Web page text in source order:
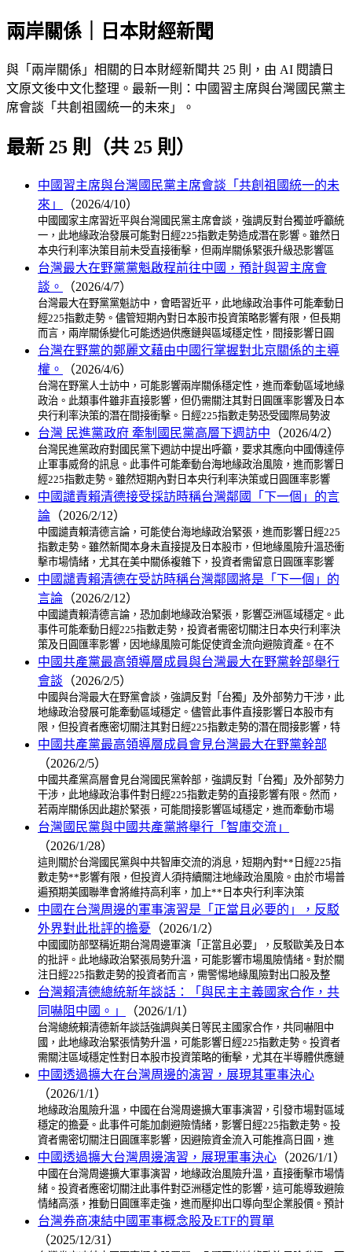
兩岸關係｜日本財經新聞
與「兩岸關係」相關的日本財經新聞共 25 則，由 AI 閱讀日
文原文後中文化整理。最新一則：中國習主席與台灣國民黨主
席會談「共創祖國統一的未來」。
最新 25 則（共 25 則）
中國習主席與台灣國民黨主席會談「共創祖國統一的未
來」
（2026/4/10）
中國國家主席習近平與台灣國民黨主席會談，強調反對台獨並呼籲統
一，此地緣政治發展可能對日經225指數走勢造成潛在影響。雖然日
本央行利率決策目前未受直接衝擊，但兩岸關係緊張升級恐影響區
台灣最大在野黨黨魁啟程前往中國，預計與習主席會
談。
（2026/4/7）
台灣最大在野黨黨魁訪中，會晤習近平，此地緣政治事件可能牽動日
經225指數走勢。儘管短期內對日本股市投資策略影響有限，但長期
而言，兩岸關係變化可能透過供應鏈與區域穩定性，間接影響日圓
台灣在野黨的鄭麗文藉由中國行掌握對北京關係的主導
權。
（2026/4/6）
台灣在野黨人士訪中，可能影響兩岸關係穩定性，進而牽動區域地緣
政治。此類事件雖非直接影響，但仍需關注其對日圓匯率影響及日本
央行利率決策的潛在間接衝擊。日經225指數走勢恐受國際局勢波
台灣 民進黨政府 牽制國民黨高層下週訪中 （2026/4/2）
台灣民進黨政府對國民黨下週訪中提出呼籲，要求其應向中國傳達停
止軍事威脅的訊息。此事件可能牽動台海地緣政治風險，進而影響日
經225指數走勢。雖然短期內對日本央行利率決策或日圓匯率影響
中國譴責賴清德接受採訪時稱台灣鄰國「下一個」的言
論 （2026/2/12）
中國譴責賴清德言論，可能使台海地緣政治緊張，進而影響日經225
指數走勢。雖然新聞本身未直接提及日本股市，但地緣風險升溫恐衝
擊市場情緒，尤其在美中關係複雜下，投資者需留意日圓匯率影響
中國譴責賴清德在受訪時稱台灣鄰國將是「下一個」的
言論 （2026/2/12）
中國譴責賴清德言論，恐加劇地緣政治緊張，影響亞洲區域穩定。此
事件可能牽動日經225指數走勢，投資者需密切關注日本央行利率決
策及日圓匯率影響，因地緣風險可能促使資金流向避險資產。在不
中國共產黨最高領導層成員與台灣最大在野黨幹部舉行
會談 （2026/2/5）
中國與台灣最大在野黨會談，強調反對「台獨」及外部勢力干涉，此
地緣政治發展可能牽動區域穩定。儘管此事件直接影響日本股市有
限，但投資者應密切關注其對日經225指數走勢的潛在間接影響，特
中國共產黨最高領導層成員會見台灣最大在野黨幹部
（2026/2/5）
中國共產黨高層會見台灣國民黨幹部，強調反對「台獨」及外部勢力
干涉，此地緣政治事件對日經225指數走勢的直接影響有限。然而，
若兩岸關係因此趨於緊張，可能間接影響區域穩定，進而牽動市場
台灣國民黨與中國共產黨將舉行「智庫交流」
（2026/1/28）
這則關於台灣國民黨與中共智庫交流的消息，短期內對**日經225指
數走勢**影響有限，但投資人須持續關注地緣政治風險。由於市場普
遍預期美國聯準會將維持高利率，加上**日本央行利率決策
中國在台灣周邊的軍事演習是「正當且必要的」，反駁
外界對此批評的擔憂 （2026/1/2）
中國國防部堅稱近期台灣周邊軍演「正當且必要」，反駁歐美及日本
的批評。此地緣政治緊張局勢升溫，可能影響市場風險情緒。對於關
注日經225指數走勢的投資者而言，需警惕地緣風險對出口股及整
台灣賴清德總統新年談話：「與民主主義國家合作，共
同嚇阻中國。」
（2026/1/1）
台灣總統賴清德新年談話強調與美日等民主國家合作，共同嚇阻中
國，此地緣政治緊張情勢升溫，可能影響日經225指數走勢。投資者
需關注區域穩定性對日本股市投資策略的衝擊，尤其在半導體供應鏈
中國透過擴大在台灣周邊的演習，展現其軍事決心
（2026/1/1）
地緣政治風險升溫，中國在台灣周邊擴大軍事演習，引發市場對區域
穩定的擔憂。此事件可能加劇避險情緒，影響日經225指數走勢。投
資者需密切關注日圓匯率影響，因避險資金流入可能推高日圓，進
中國透過擴大台灣周邊演習，展現軍事決心 （2026/1/1）
中國在台灣周邊擴大軍事演習，地緣政治風險升溫，直接衝擊市場情
緒。投資者應密切關注此事件對亞洲穩定性的影響，這可能導致避險
情緒高漲，推動日圓匯率走強，進而壓抑出口導向型企業股價。預計
台灣券商凍結中國軍事概念股及ETF的買單
（2025/12/31）